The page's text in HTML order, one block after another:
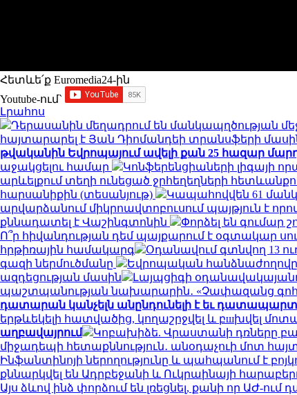
Հետևե՛ք Euromedia24-ին
Youtube-ում`
Լրահոս
Դերասանին մեղադրում են մանկապղծության
հայտարարել է Յան Դիոմանդեի տրանսֆերի
թվականին Եվրոպայում ավելի քան 25 հազար
աջակցելու համար
Կոնֆերենցիաների լիգայի
արևելքում տեղի ունեցած ջրհեղեղների
հարսանիքին (տեսանյութ)
Կապահովվեն 61
արվարձանում միկրոավտոբուսում պայթյուն է
քննադատել է Վաշինգտոնին
Փորձել են գումար
Ո՞ր հիվանդության դեմ պայքարում է օգտակար
հրթիռային համակարգ
Օդանավում գտնվող 13
գազի ներմուծմանը
Եվրոպական հանձնաժողովը
ազդեցության մասին
Լայպցիգի
պաշտպանության նախարարին․ «Չափազանց
դատարան կանչելն անընդունելի է եւ
երթևեկելի հատվածից, կողաշրջվել և բшխվել
աղբավայրում
Կոբախիձե. Վրաստանի դռները
միջադեպի հետաքննություն․ անօդաչուի մոտ
Ինֆանտինոյի ներողությունը և պահպանում է
քննարկվել են Ադրբեջանի և Ուկրաինայի
Այս ձևով ինձ փորձում են լռեցնել, քանի որ ԱԺ-